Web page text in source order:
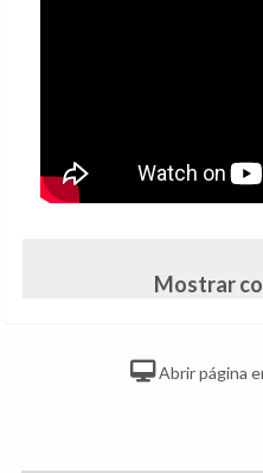
Mostrar
Abrir página